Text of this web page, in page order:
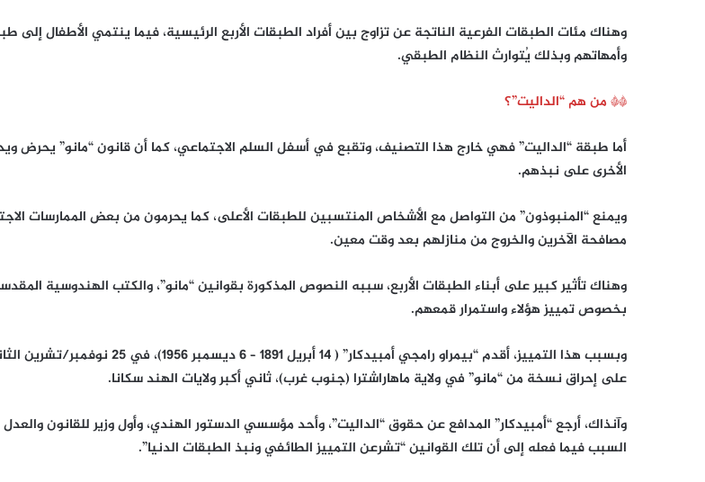
وهناك مئات الطبقات الفرعية الناتجة عن تزاوج بين أفراد الطبقات الأربع الرئيسية، فيما ينتمي الأطفال إلى
وأمهاتهم وبذلك يُتوارث النظام الطبقي.
** من هم “الداليت”؟
أما طبقة “الداليت” فهي خارج هذا التصنيف، وتقبع في أسفل السلم الاجتماعي، كما أن قانون “مانو” يحرض
الأخرى على نبذهم.
ويمنع “المنبوذون” من التواصل مع الأشخاص المنتسبين للطبقات الأعلى، كما يحرمون من بعض الممارسات
مصافحة الآخرين والخروج من منازلهم بعد وقت معين.
وهناك تأثير كبير على أبناء الطبقات الأربع، سببه النصوص المذكورة بقوانين “مانو”، والكتب الهندوسية
بخصوص تمييز هؤلاء واستمرار قمعهم.
على إحراق نسخة من “مانو” في ولاية ماهاراشترا (جنوب غرب)، ثاني أكبر ولايات الهند سكانا.
وآنذاك، أرجع “أمبيدكار” المدافع عن حقوق “الداليت”، وأحد مؤسسي الدستور الهندي، وأول وزير للقانون والعدل
السبب فيما فعله إلى أن تلك القوانين “تشرعن التمييز الطائفي ونبذ الطبقات الدنيا”.